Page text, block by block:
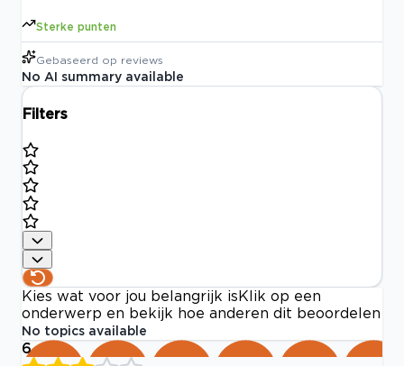
Sterke punten
Gebaseerd op reviews
No AI summary available
Filters
Kies wat voor jou belangrijk is Klik op een
onderwerp en bekijk hoe anderen dit beoordelen
No topics available
6